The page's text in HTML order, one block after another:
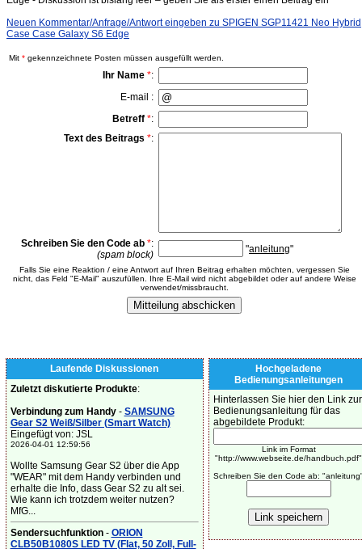
Neuen Kommentar/Anfrage/Antwort eingeben zu SPIGEN SGP11421 Neo Hybrid
Case Case Galaxy S6 Edge
Mit * gekennzeichnete Posten müssen ausgefüllt werden.
Ihr Name *:
E-mail :
Betreff *:
Text des Beitrags *:
Schreiben Sie den Code ab *:
(spam block)
"anleitung"
Falls Sie eine Reaktion / eine Antwort auf Ihren Beitrag erhalten möchten, vergessen Sie
nicht, das Feld "E-Mail" auszufüllen. Ihre E-Mail wird nicht abgebildet oder auf andere Weise
verwendet/missbraucht.
Laufende Diskussionen
Zuletzt diskutierte Produkte:
Verbindung zum Handy- SAMSUNG
Gear S2 Weiß/Silber (Smart Watch)
Eingefügt von: JSL
2026-04-01 12:59:56
Wollte Samsung Gear S2 über die App
"WEAR" mit dem Handy verbinden und
erhalte die Info, dass Gear S2 zu alt sei.
Wie kann ich trotzdem weiter nutzen?
MfG...
Sendersuchfunktion- ORION
CLB50B1080S LED TV (Flat, 50 Zoll, Full-
Hochgeladene
Bedienungsanleitungen
Hinterlassen Sie hier den Link zur
Bedienungsanleitung für das
abgebildete Produkt:
Link im Format
"http://www.webseite.de/handbuch.pdf"
Schreiben Sie den Code ab: